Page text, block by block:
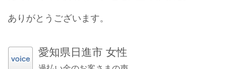
ありがとうございます。
愛知県日進市 女性